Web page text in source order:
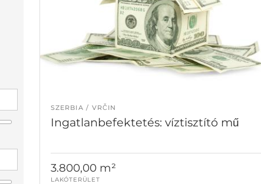
SZERBIA VRČIN
Ingatlanbefektetés: víztisztító mű
3.800,00 m²
LAKÓTERÜLET